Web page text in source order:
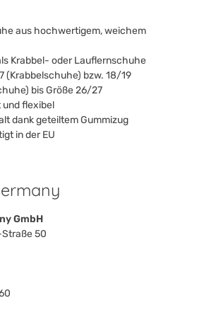
aus hochwertigem, weichem
Krabbel- oder Lauflernschuhe
(Krabbelschuhe) bzw. 18/19
bis Größe 26/27
flexibel
dank geteiltem Gummizug
in der EU
GmbH
50